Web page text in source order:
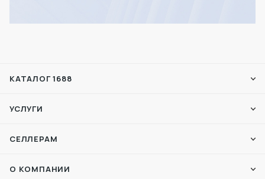
КАТАЛОГ 1688
УСЛУГИ
СЕЛЛЕРАМ
О КОМПАНИИ